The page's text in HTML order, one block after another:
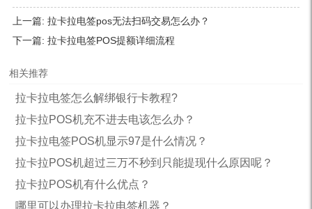
上一篇: 拉卡拉电签pos无法扫码交易怎么办？
下一篇: 拉卡拉电签POS提额详细流程
相关推荐
拉卡拉电签怎么解绑银行卡教程?
拉卡拉POS机充不进去电该怎么办？
拉卡拉电签POS机显示97是什么情况？
拉卡拉POS机超过三万不秒到只能提现什么原因呢？
拉卡拉POS机有什么优点？
哪里可以办理拉卡拉电签机器？